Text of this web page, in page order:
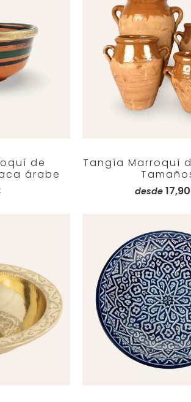
de
árabe
Tangía Marroquí
desde